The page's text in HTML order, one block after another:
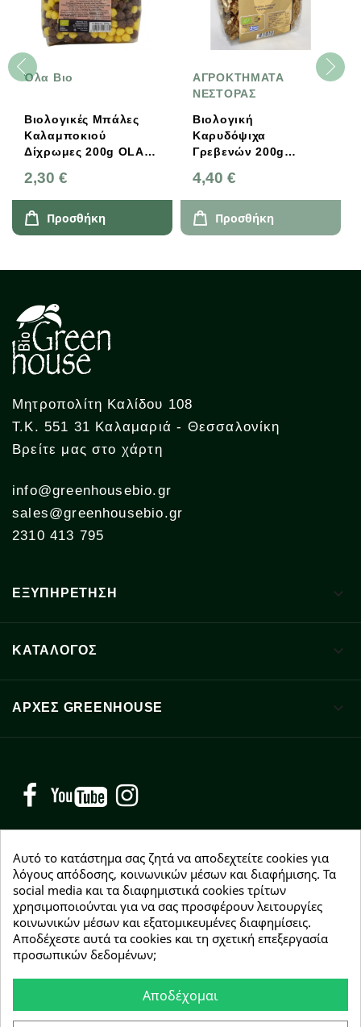
Όλα Βιο
Βιολογικές Μπάλες
Καλαμποκιού
Δίχρωμες 200g OLA-
2,30 €
Προσθήκη
ΑΓΡΟΚΤΗΜΑΤΑ
ΝΕΣΤΟΡΑΣ
Βιολογική
Καρυδόψιχα
Γρεβενών 200g
4,40 €
Προσθήκη
Μητροπολίτη Καλίδου 108
Τ.Κ. 551 31 Καλαμαριά - Θεσσαλονίκη
Βρείτε μας στο χάρτη
info@greenhousebio.gr
sales@greenhousebio.gr
2310 413 795
ΕΞΥΠΗΡΕΤΗΣΗ 
ΚΑΤΑΛΟΓΟΣ 
ΑΡΧΈΣ GREENHOUSE 
Facebook YouTube
NEWSLETTER
Εγγραφείτε δωρεάν και θα είστε οι πρώτοι που θα
λάβετε τα νέα μας γύρω από προσφορές, εκπτώσεις
και νέα προϊόντα.
Συμφωνώ με τουςόρους χρήσης
Αυτό το κατάστημα σας ζητά να αποδεχτείτε cookies για
λόγους απόδοσης, κοινωνικών μέσων και διαφήμισης. Τα
social media και τα διαφημιστικά cookies τρίτων
χρησιμοποιούνται για να σας προσφέρουν λειτουργίες
κοινωνικών μέσων και εξατομικευμένες διαφημίσεις.
Αποδέχεστε αυτά τα cookies και τη σχετική επεξεργασία
προσωπικών δεδομένων;
Αποδέχομαι